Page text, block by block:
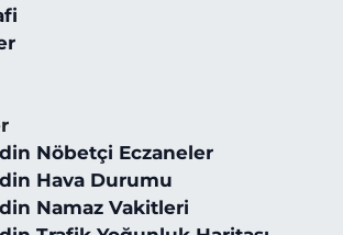
Nöbetçi Eczaneler
Hava Durumu
Namaz Vakitleri